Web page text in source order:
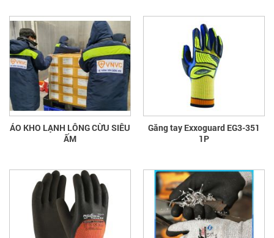
ÁO KHO LẠNH LÔNG CỪU SIÊU
ẤM
Găng tay Exxoguard EG3-351
1P